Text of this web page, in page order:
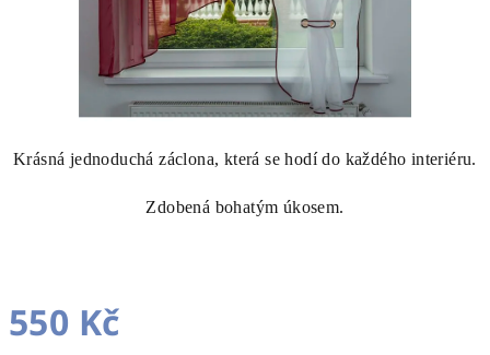
Krásná jednoduchá záclona, která se hodí do každého interiéru.
Zdobená bohatým úkosem.
550 Kč